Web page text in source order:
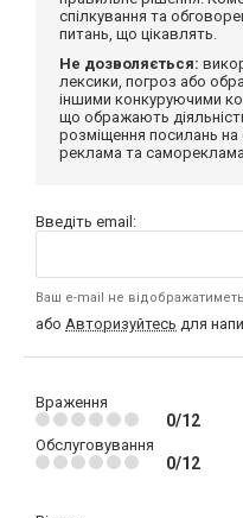
спілкування та
питань, що цікавлять.
Не дозволяється:
лексики, погроз або
іншими конкуруючими
що ображають діяльність
розміщення посилань на
реклама та самореклама.
Введіть email:
Ваш e-mail не
або Авторизуйтесь для
Враження
0/12
Обслуговування
0/12